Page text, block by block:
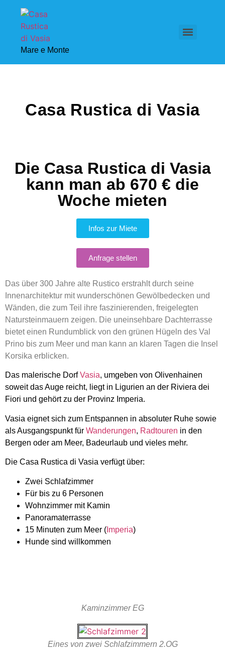
Mare e Monte
Casa Rustica di Vasia
Die Casa Rustica di Vasia
kann man ab 670 € die
Woche mieten
Infos zur Miete
Anfrage stellen
Das über 300 Jahre alte Rustico erstrahlt durch seine
Innenarchitektur mit wunderschönen Gewölbedecken und
Wänden, die zum Teil ihre faszinierenden, freigelegten
Natursteinmauern zeigen. Die uneinsehbare Dachterrasse
bietet einen Rundumblick von den grünen Hügeln des Val
Prino bis zum Meer und man kann an klaren Tagen die Insel
Korsika erblicken.
Das malerische DorfVasia, umgeben von Olivenhainen
soweit das Auge reicht, liegt in Ligurien an der Riviera dei
Fiori und gehört zu der Provinz Imperia.
Vasia eignet sich zum Entspannen in absoluter Ruhe sowie
als Ausgangspunkt für Wanderungen, Radtouren in den
Bergen oder am Meer, Badeurlaub und vieles mehr.
Die Casa Rustica di Vasia verfügt über:
Zwei Schlafzimmer
Für bis zu 6 Personen
Wohnzimmer mit Kamin
Panoramaterrasse
15 Minuten zum Meer ( Imperia)
Hunde sind willkommen
Kaminzimmer EG
Eines von zwei Schlafzimmern 2.OG